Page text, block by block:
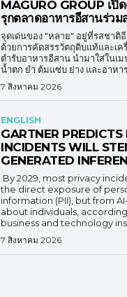
MAGURO GROUP เปิ
รุกตลาดอาหารอีสานร่วม
จุดเด่นของ "หลาย" อยู่ที่รสชาติ
ด้วยการคัดสรรวัตถุดิบแท้และเค
ตำรับอาหารอีสาน นำมาใส่ในเ
น้ำตก ยำ ต้มแซ่บ ย่าง และอาหา
7 สิงหาคม 2026
ENGLISH
GARTNER
INCIDENTS WILL
GENERATED
By 2029, most privacy
the direct exposure of
information (PII), but from
about individuals,
business and technology
7 สิงหาคม 2026